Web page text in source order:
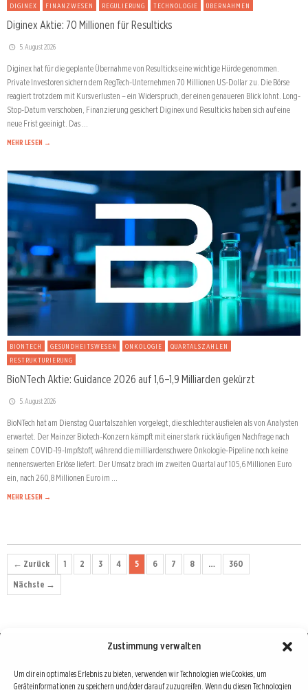
Zustimmung verwalten
Um dir ein optimales Erlebnis zu bieten, verwenden wir Technologien wie Cookies, um
Geräteinformationen zu speichern und/oder darauf zuzugreifen. Wenn du diesen Technologien
DIGINEX FINANZWESEN REGULIERUNG TECHNOLOGIE ÜBERNAHMEN
Diginex Aktie: 70 Millionen für Resulticks
5. August 2026
Diginex hat für die geplante Übernahme von Resulticks eine wichtige Hürde genommen.
Private Investoren sichern dem RegTech-Unternehmen 70 Millionen US-Dollar zu. Die Börse
reagiert trotzdem mit Kursverlusten – ein Widerspruch, der einen genaueren Blick lohnt. Long-
Stop-Datum verschoben, Finanzierung gesichert Diginex und Resulticks haben sich auf eine
neue Frist geeinigt. Das …
MEHR LESEN →
BIONTECH GESUNDHEITSWESEN ONKOLOGIE
QUARTALSZAHLEN
RESTRUKTURIERUNG
BioNTech Aktie: Guidance 2026 auf 1,6–1,9 Milliarden gekürzt
5. August 2026
BioNTech hat am Dienstag Quartalszahlen vorgelegt, die schlechter ausfielen als von Analysten
erwartet. Der Mainzer Biotech-Konzern kämpft mit einer stark rückläufigen Nachfrage nach
seinem COVID-19-Impfstoff, während die milliardenschwere Onkologie-Pipeline noch keine
nennenswerten Erlöse liefert. Der Umsatz brach im zweiten Quartal auf 105,6 Millionen Euro
ein, nach 260,8 Millionen Euro im …
MEHR LESEN →
← Zurück 1 2 3 4 5 6 7 8 …
360
Nächste →
Börse : lokal, international, global